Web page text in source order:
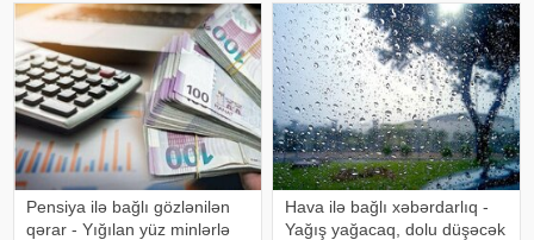
Pensiya ilə bağlı gözlənilən
qərar - Yığılan yüz minlərlə
Hava ilə bağlı xəbərdarlıq -
Yağış yağacaq, dolu düşəcək